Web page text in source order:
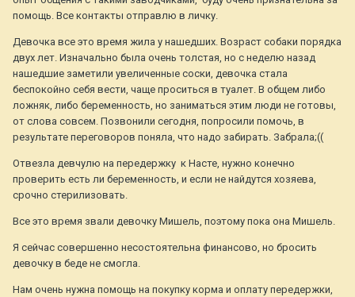
помощь. Все контакты отправлю в личку.
Девочка все это время жила у нашедших. Возраст собаки порядка
двух лет. Изначально была очень толстая, но с неделю назад
нашедшие заметили увеличенные соски, девочка стала
беспокойно себя вести, чаще проситься в туалет. В общем либо
ложняк, либо беременность, но заниматься этим люди не готовы,
от слова совсем. Позвонили сегодня, попросили помочь, в
результате переговоров поняла, что надо забирать. Забрала;((
Отвезла девчулю на передержку к Насте, нужно конечно
проверить есть ли беременность, и если не найдутся хозяева,
срочно стерилизовать.
Все это время звали девочку Мишель, поэтому пока она Мишель.
Я сейчас совершенно несостоятельна финансово, но бросить
девочку в беде не смогла.
Нам очень нужна помощь на покупку корма и оплату передержки,